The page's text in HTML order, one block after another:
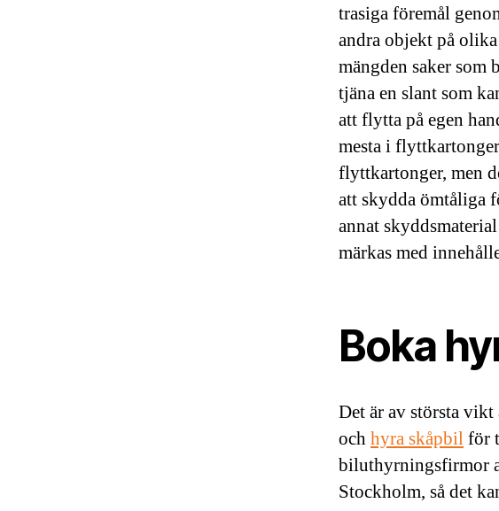
trasiga föremål
andra objekt på
mängden saker
tjäna en slant som
att flytta på egen
mesta i
flyttkartonger, men
att skydda ömtåliga
annat
märkas med
Boka
Det är av största
ochhyra skåpbilför
biluthyrningsfirmor
Stockholm, så det